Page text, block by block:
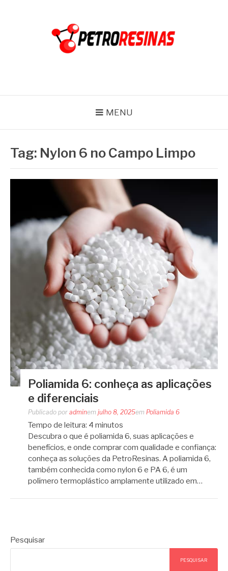
MENU
Tag: Nylon 6 no Campo Limpo
Poliamida 6: conheça as aplicações
e diferenciais
Publicado por adminem julho 8, 2025em Poliamida 6
Tempo de leitura: 4 minutos
Descubra o que é poliamida 6, suas aplicações e
benefícios, e onde comprar com qualidade e confiança:
conheça as soluções da PetroResinas. A poliamida 6,
também conhecida como nylon 6 e PA 6, é um
polímero termoplástico amplamente utilizado em…
Pesquisar
PESQUISAR